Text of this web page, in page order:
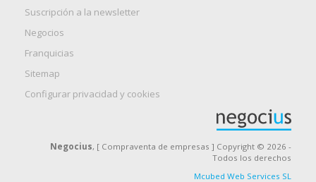
Suscripción a la newsletter
Negocios
Franquicias
Sitemap
Configurar privacidad y cookies
Negocius, [ Compraventa de empresas ] Copyright © 2026 -
Todos los derechos
Mcubed Web Services SL